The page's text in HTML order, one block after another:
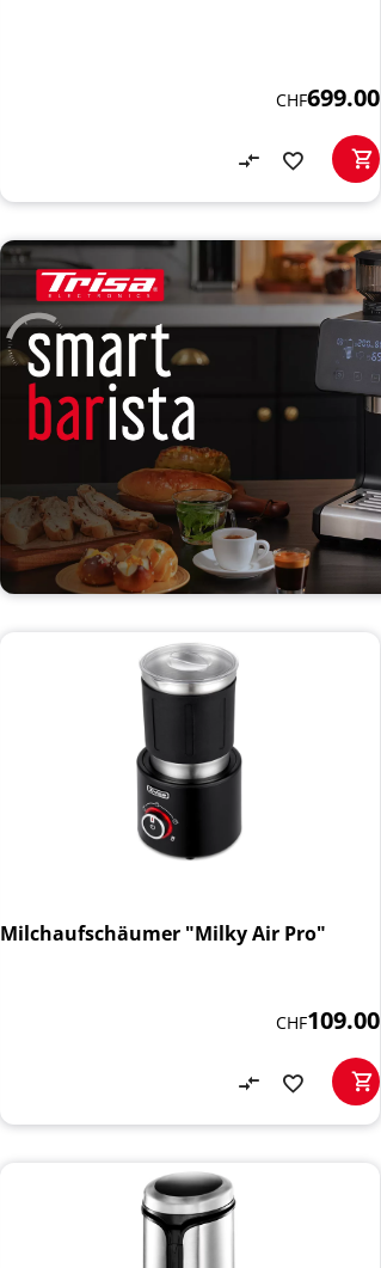
CHF699.00
Milchaufschäumer "Milky Air Pro"
CHF109.00